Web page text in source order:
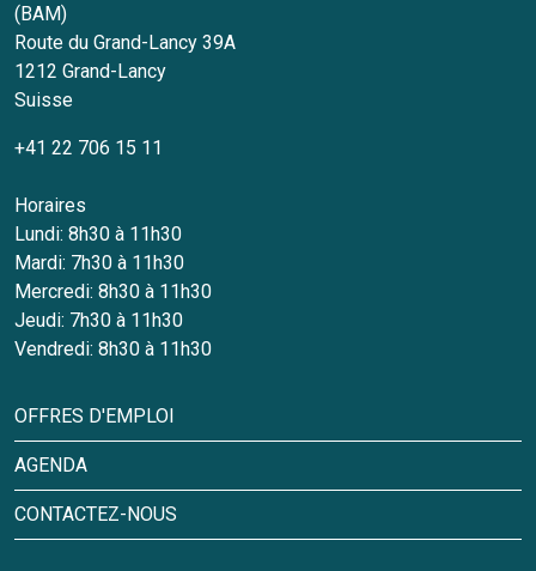
(BAM)
Route du Grand-Lancy 39A
1212 Grand-Lancy
Suisse
+41 22 706 15 11
Horaires
Lundi: 8h30 à 11h30
Mardi: 7h30 à 11h30
Mercredi: 8h30 à 11h30
Jeudi: 7h30 à 11h30
Vendredi: 8h30 à 11h30
OFFRES D'EMPLOI
AGENDA
CONTACTEZ-NOUS